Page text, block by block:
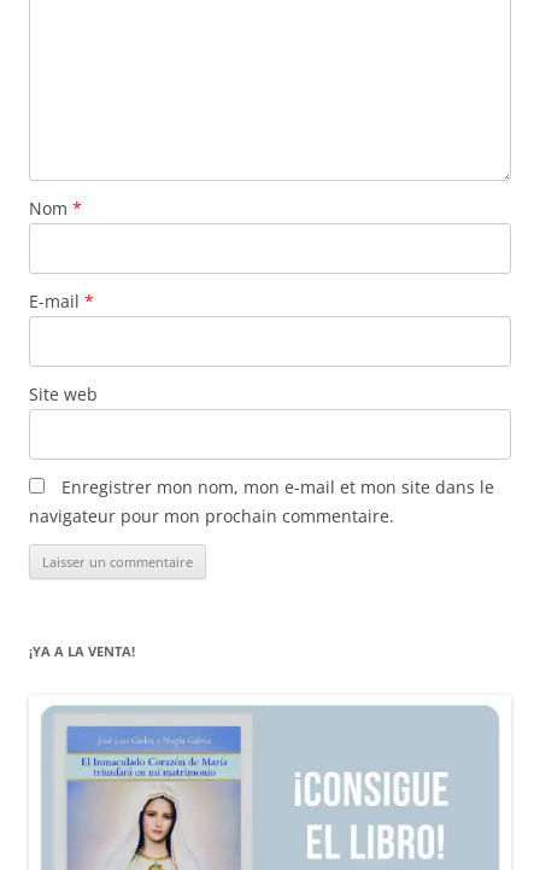
Nom *
E-mail *
Site web
Enregistrer mon nom, mon e-mail et mon site dans le
navigateur pour mon prochain commentaire.
¡YA A LA VENTA!